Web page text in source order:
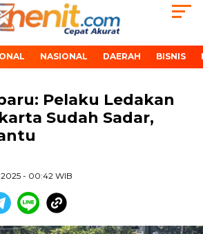
NASIONAL DAERAH BISNIS
Pelaku Ledakan
Sudah Sadar,
- 00:42 WIB